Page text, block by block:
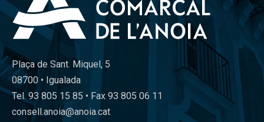
Plaça de Sant. Miquel, 5
08700 • Igualada
Tel. 93 805 15 85 • Fax 93 805 06 11
consell.anoia@anoia.cat